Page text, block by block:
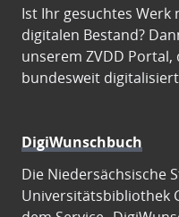
Ist Ihr gesuchtes
digitalen Bestand?
unserem ZVDD Portal,
bundesweit
DigiWunschbuch
Die Niedersächsische
Universitätsbibliothek